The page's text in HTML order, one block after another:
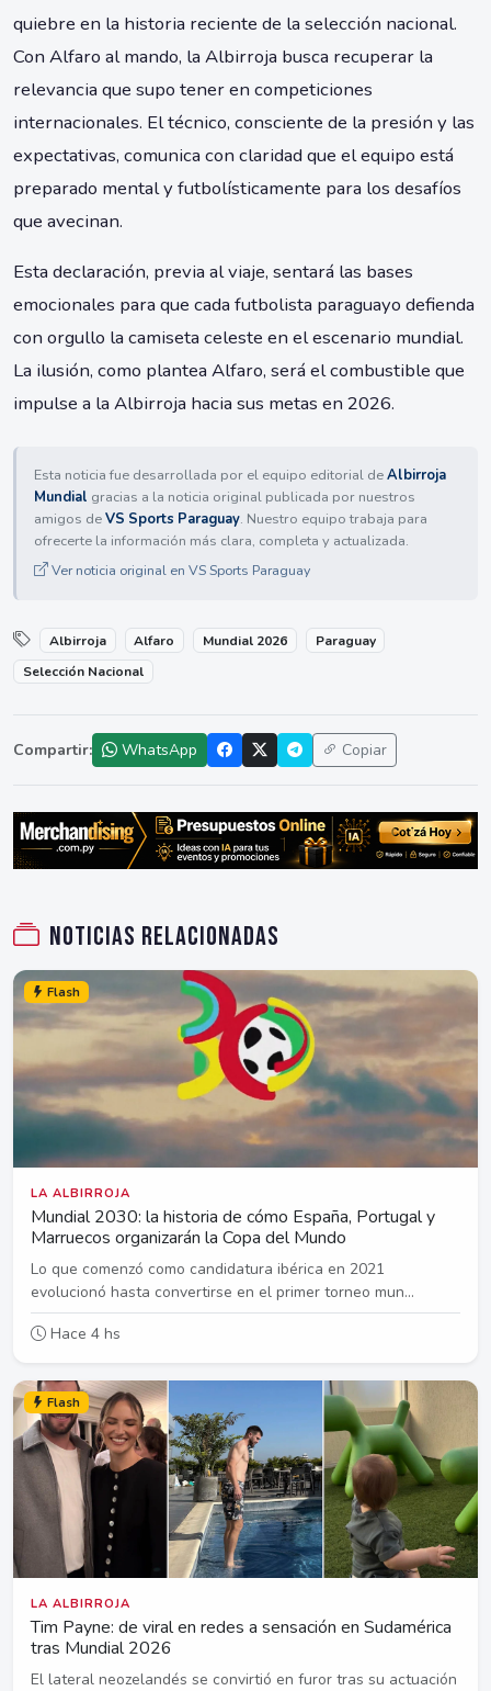
quiebre en la historia reciente de la selección nacional.
Con Alfaro al mando, la Albirroja busca recuperar la
relevancia que supo tener en competiciones
internacionales. El técnico, consciente de la presión y las
expectativas, comunica con claridad que el equipo está
preparado mental y futbolísticamente para los desafíos
que avecinan.
Esta declaración, previa al viaje, sentará las bases
emocionales para que cada futbolista paraguayo defienda
con orgullo la camiseta celeste en el escenario mundial.
La ilusión, como plantea Alfaro, será el combustible que
impulse a la Albirroja hacia sus metas en 2026.
Esta noticia fue desarrollada por el equipo editorial deAlbirroja
Mundial gracias a la noticia original publicada por nuestros
amigos deVS Sports Paraguay. Nuestro equipo trabaja para
ofrecerte la información más clara, completa y actualizada.
Ver noticia original en VS Sports Paraguay
Albirroja Alfaro Mundial 2026
Paraguay
Selección Nacional
Compartir: WhatsApp Copiar
Noticias relacionadas
Flash
LA ALBIRROJA
Mundial 2030: la historia de cómo España, Portugal y
Marruecos organizarán la Copa del Mundo
Lo que comenzó como candidatura ibérica en 2021
evolucionó hasta convertirse en el primer torneo mun...
Hace 4 hs
Flash
LA ALBIRROJA
Tim Payne: de viral en redes a sensación en Sudamérica
tras Mundial 2026
El lateral neozelandés se convirtió en furor tras su actuación